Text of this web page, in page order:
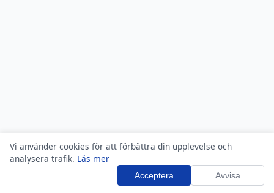
Vi använder cookies för att förbättra din upplevelse och
analysera trafik. Läs mer
Acceptera Avvisa